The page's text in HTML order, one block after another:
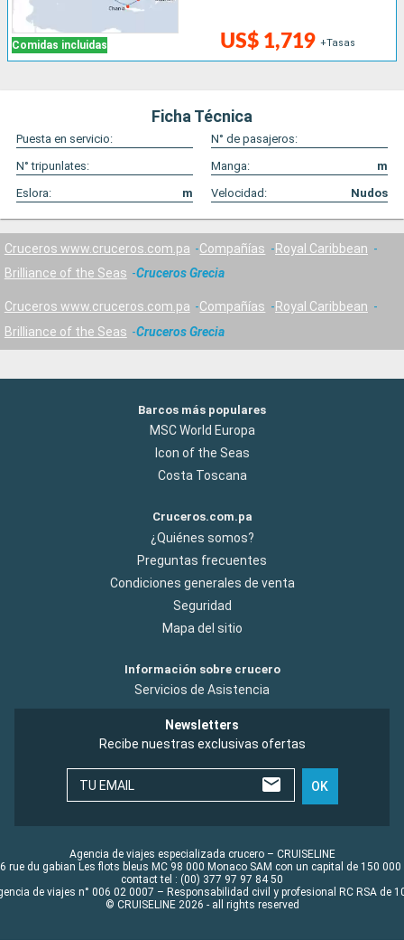
Comidas incluidas US$ 1,719 +Tasas
Ficha Técnica
Puesta en servicio:
N° de pasajeros:
N° tripunlates:
Manga:
m
Eslora:
m Velocidad: Nudos
Cruceros www.cruceros.com.pa Compañías
Royal Caribbean
Brilliance of the Seas
Cruceros Grecia
Cruceros www.cruceros.com.pa Compañías
Royal Caribbean
Brilliance of the Seas
Cruceros Grecia
Barcos más populares
MSC World Europa
Icon of the Seas
Costa Toscana
Cruceros.com.pa
¿Quiénes somos?
Preguntas frecuentes
Condiciones generales de venta
Seguridad
Mapa del sitio
Información sobre crucero
Servicios de Asistencia
Newsletters
Recibe nuestras exclusivas ofertas
TU EMAIL OK
Agencia de viajes especializada crucero – CRUISELINE
rue du gabian Les flots bleus MC 98 000 Monaco SAM con un capital de 150 000
contact tel : (00) 377 97 97 84 50
de viajes n° 006 02 0007 – Responsabilidad civil y profesional RC RSA de
© CRUISELINE 2026 - all rights reserved